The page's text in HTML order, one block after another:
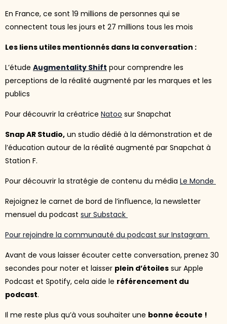
En France, ce sont 19 millions de personnes qui se
connectent tous les jours et 27 millions tous les mois
Les liens utiles mentionnés dans la conversation :
L’étude Augmentality Shift pour comprendre les
perceptions de la réalité augmenté par les marques et les
publics
Pour découvrir la créatrice Natoo sur Snapchat
Snap AR Studio, un studio dédié à la démonstration et de
l’éducation autour de la réalité augmenté par Snapchat à
Station F.
Pour découvrir la stratégie de contenu du média Le Monde
Rejoignez le carnet de bord de l’influence, la newsletter
mensuel du podcast sur Substack
Pour rejoindre la communauté du podcast sur Instagram
Avant de vous laisser écouter cette conversation, prenez 30
secondes pour noter et laisser plein d’étoiles sur Apple
Podcast et Spotify, cela aide le référencement du
podcast.
Il me reste plus qu’à vous souhaiter une bonne écoute !